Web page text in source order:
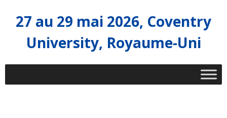
27 au 29 mai 2026, Coventry
University, Royaume-Uni